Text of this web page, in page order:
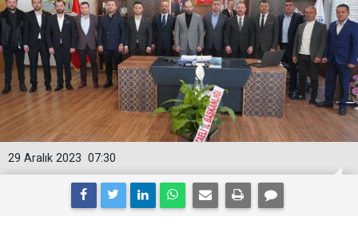
07:30
29 Aralık 2023